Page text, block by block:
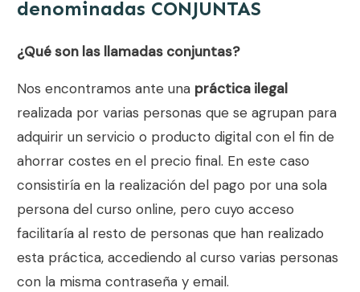
denominadas CONJUNTAS
¿Qué son las llamadas conjuntas?
Nos encontramos ante una práctica ilegal
realizada por varias personas que se agrupan para
adquirir un servicio o producto digital con el fin de
ahorrar costes en el precio final. En este caso
consistiría en la realización del pago por una sola
persona del curso online, pero cuyo acceso
facilitaría al resto de personas que han realizado
esta práctica, accediendo al curso varias personas
con la misma contraseña y email.